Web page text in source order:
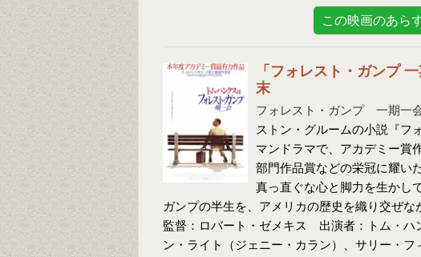
この映画のあら
「フォレスト・ガンプ
末
フォレスト・ガンプ 一期一
ストン・グルームの小説『フ
マンドラマで、アカデミー賞
部門作品賞などの栄冠に耀い
真っ直ぐな心と脚力を生かし
ガンプの半生を、アメリカの歴史を織り交ぜな
監督：ロバート・ゼメキス 出演者：トム・ハ
ン・ライト（ジェニー・カラン）、サリー・